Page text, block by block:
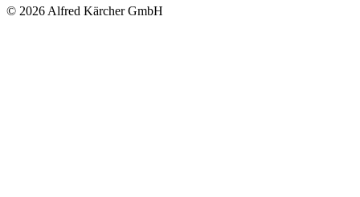
© 2026 Alfred Kärcher GmbH